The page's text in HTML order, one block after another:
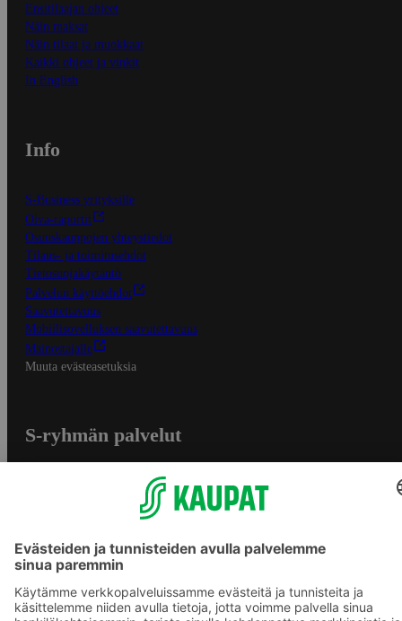
Ensitilaajan ohjeet
Näin maksat
Näin tilaat ja muokkaat
Kaikki ohjeet ja vinkit
In English
Info
S-Business yrityksille
Oiva-raportit
Osuuskauppojen yhteystiedot
Tilaus- ja toimitusehdot
Tietosuojakäytäntö
Palvelun käyttöehdot
Saavutettavuus
Mobiilisovelluksen saavutettavuus
Mainostajalle
Muuta evästeasetuksia
S-ryhmän palvelut
S-ostoslista -sovellus
Prisma.fi
Sokos.fi
S-Pankki